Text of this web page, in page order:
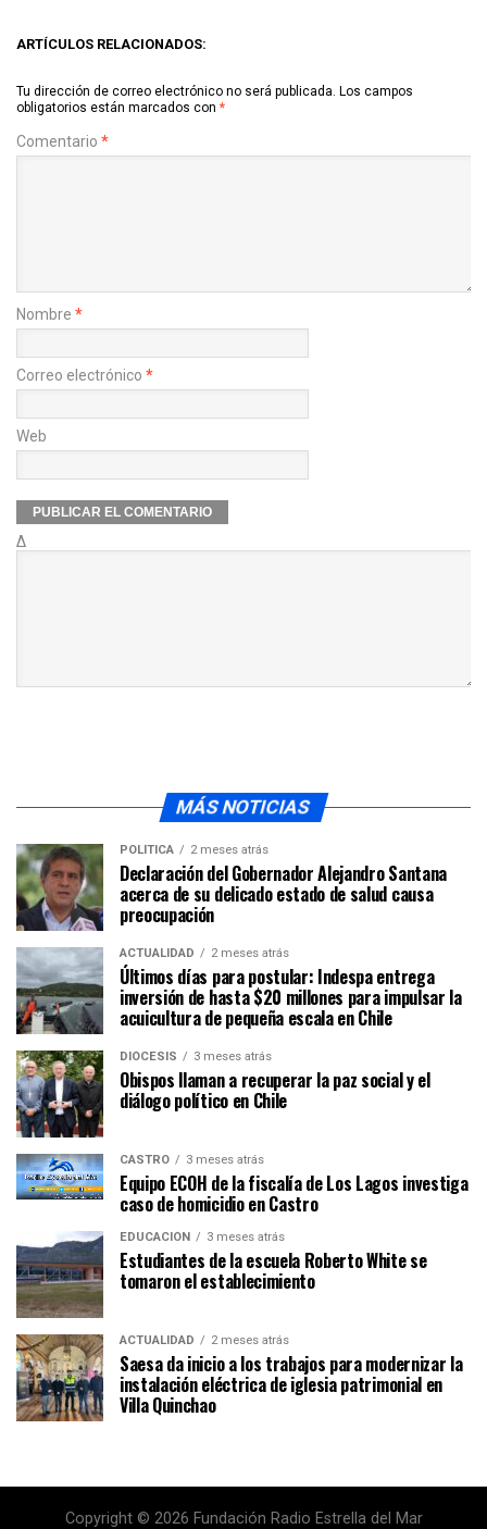
ARTÍCULOS RELACIONADOS:
Tu dirección de correo electrónico no será publicada. Los campos
obligatorios están marcados con *
Comentario *
Nombre *
Correo electrónico *
Web
Δ
MÁS NOTICIAS
POLÍTICA 2 meses atrás
Declaración del Gobernador Alejandro Santana
acerca de su delicado estado de salud causa
preocupación
ACTUALIDAD 2 meses atrás
Últimos días para postular: Indespa entrega
inversión de hasta $20 millones para impulsar la
acuicultura de pequeña escala en Chile
DIÓCESIS 3 meses atrás
Obispos llaman a recuperar la paz social y el
diálogo político en Chile
CASTRO 3 meses atrás
Equipo ECOH de la fiscalía de Los Lagos investiga
caso de homicidio en Castro
EDUCACIÓN 3 meses atrás
Estudiantes de la escuela Roberto White se
tomaron el establecimiento
ACTUALIDAD 2 meses atrás
Saesa da inicio a los trabajos para modernizar la
instalación eléctrica de iglesia patrimonial en
Villa Quinchao
Copyright © 2026 Fundación Radio Estrella del Mar